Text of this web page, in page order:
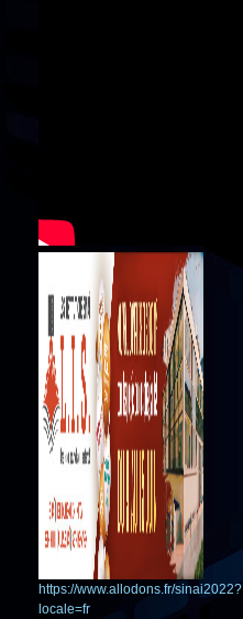
https://www.allodons.fr/sinai2022?
locale=fr